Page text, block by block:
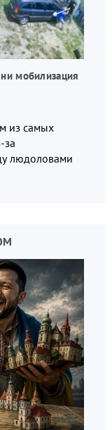
мобилизация
из самых
за
людоловами